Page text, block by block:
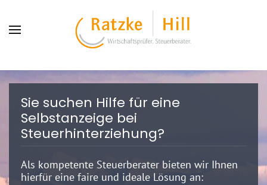
Sie suchen Hilfe für eine
Selbstanzeige bei
Steuerhinterziehung?
Als kompetente Steuerberater bieten wir Ihnen
hierfür eine faire und ideale Lösung an: